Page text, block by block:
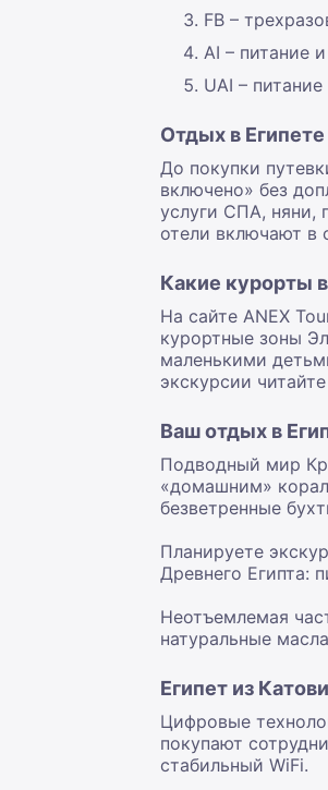
FB –
AI – питание
UAI –
Отдых в
До покупки
включено» без
услуги СПА, няни,
отели включают в
Какие курорты
На сайте ANEX
курортные зоны
маленькими
экскурсии читайте
Ваш отдых в
Подводный мир
«домашним»
безветренные
Планируете
Древнего Египта:
Неотъемлемая
натуральные
Египет из
Цифровые
покупают
стабильный WiFi.